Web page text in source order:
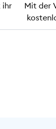
ihr
Mit der